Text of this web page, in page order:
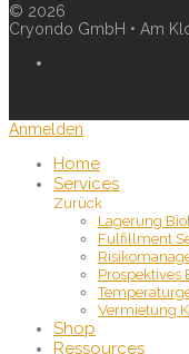
© 2026
Cryondo GmbH • Am
Anmelden
Home
Services
Zurück
Lagerung
Fulfillment
Prospektives
Vermietung
Shop
Ressources